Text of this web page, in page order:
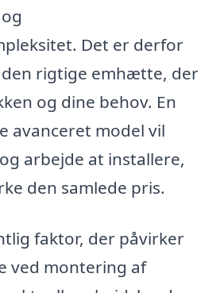
Det er derfor
rigtige emhætte, der
og dine behov. En
avanceret model vil
arbejde at installere,
den samlede pris.
faktor, der påvirker
ved montering af